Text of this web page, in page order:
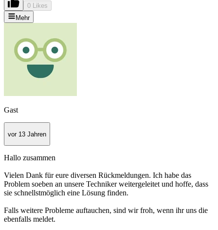
0 Likes
Mehr
Gast
vor 13 Jahren
Hallo zusammen
Vielen Dank für eure diversen Rückmeldungen. Ich habe das
Problem soeben an unsere Techniker weitergeleitet und hoffe, dass
sie schnellstmöglich eine Lösung finden.
Falls weitere Probleme auftauchen, sind wir froh, wenn ihr uns die
ebenfalls meldet.